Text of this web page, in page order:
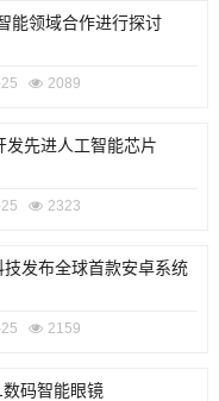
能领域合作进行探讨
2089
发先进人工智能芯片
2323
发布全球首款安卓系统
2159
码智能眼镜